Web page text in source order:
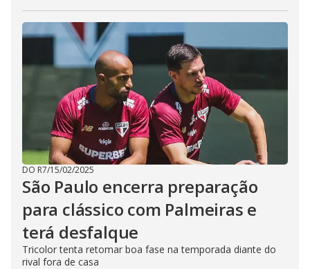
DO R7/15/02/2025
São Paulo encerra preparação
para clássico com Palmeiras e
terá desfalque
Tricolor tenta retomar boa fase na temporada diante do
rival fora de casa